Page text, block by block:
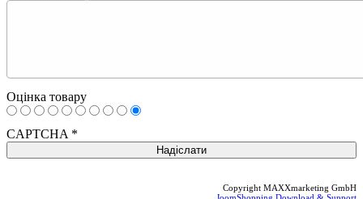
Оцінка товару
CAPTCHA *
Copyright MAXXmarketing GmbH